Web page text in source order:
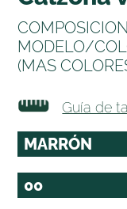
MODELO/
(MAS
Guía de